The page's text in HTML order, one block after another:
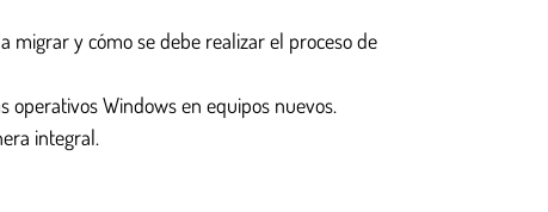
migrar y cómo se debe realizar el proceso de
operativos Windows en equipos nuevos.
integral.